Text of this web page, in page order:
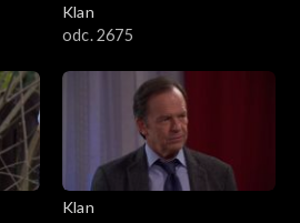
Klan
odc. 2675
Klan